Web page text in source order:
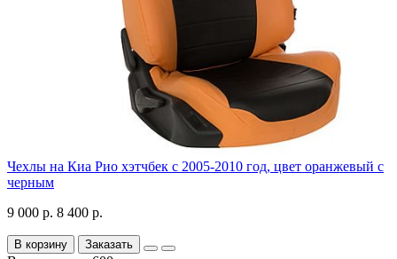
Чехлы на Киа Рио хэтчбек с 2005-2010 год, цвет оранжевый с
черным
9 000 р. 8 400 р.
В корзину Заказать